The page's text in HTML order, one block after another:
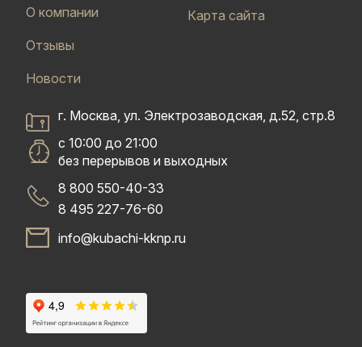
О компании
Отзывы
Новости
Карта сайта
г. Москва, ул. Электрозаводская, д.52, стр.8
с 10:00 до 21:00
без перерывов и выходных
8 800 550-40-33
8 495 227-76-60
info@kubachi-kknp.ru